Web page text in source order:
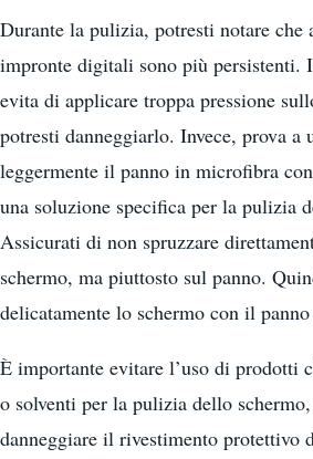
Durante la pulizia, potresti notare che
impronte digitali sono più persistenti.
evita di applicare troppa pressione
potresti danneggiarlo. Invece, prova a
leggermente il panno in microfibra
una soluzione specifica per la pulizia
Assicurati di non spruzzare
schermo, ma piuttosto sul panno.
delicatamente lo schermo con il
È importante evitare l’uso di prodotti
o solventi per la pulizia dello
danneggiare il rivestimento protettivo